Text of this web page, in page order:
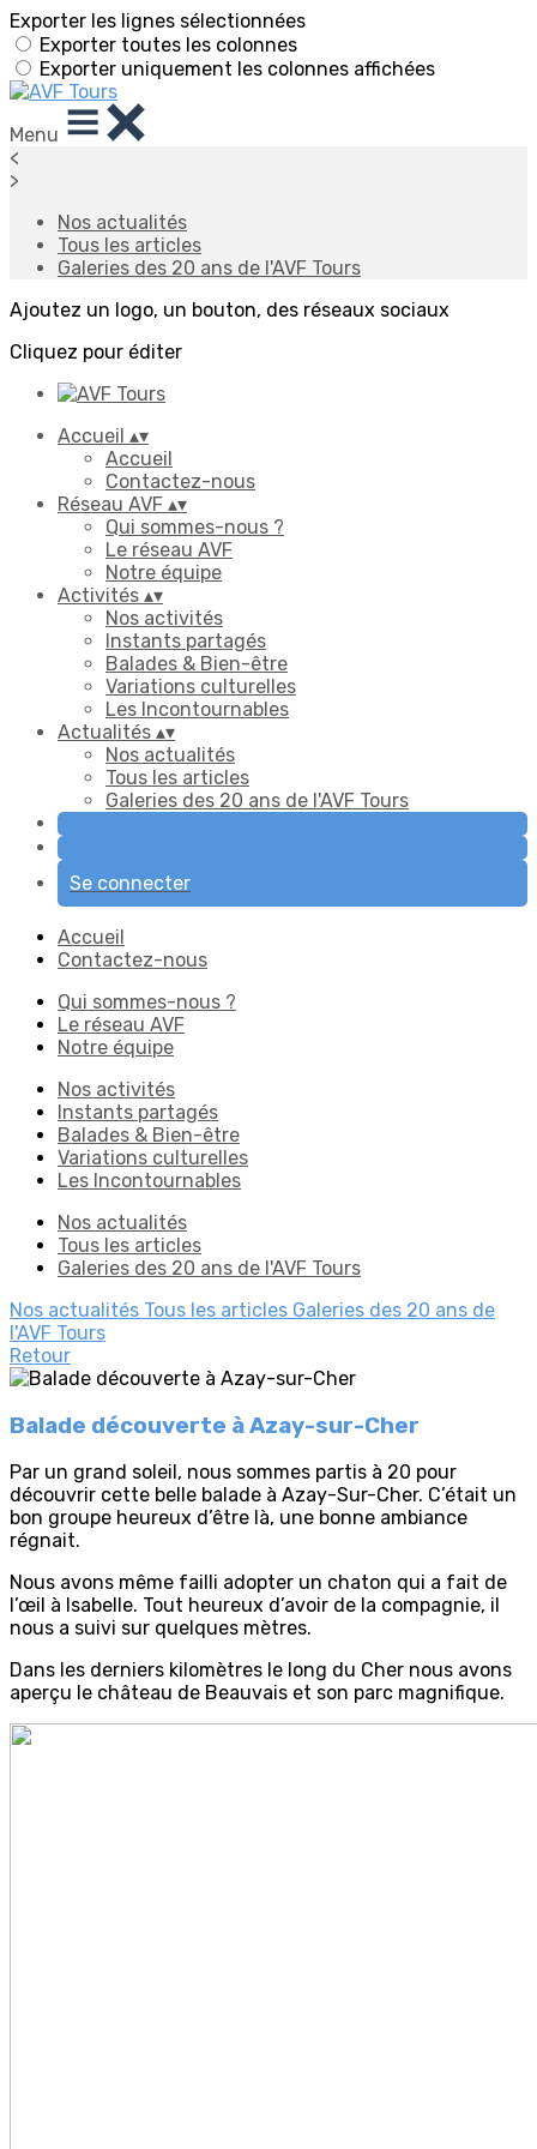
Exporter les lignes sélectionnées
Exporter toutes les colonnes
Exporter uniquement les colonnes affichées
Menu
<
>
Nos actualités
Tous les articles
Galeries des 20 ans de l'AVF Tours
Ajoutez un logo, un bouton, des réseaux sociaux
Cliquez pour éditer
Accueil ▴▾
Accueil
Contactez-nous
Réseau AVF ▴▾
Qui sommes-nous ?
Le réseau AVF
Notre équipe
Activités ▴▾
Nos activités
Instants partagés
Balades & Bien-être
Variations culturelles
Les Incontournables
Actualités ▴▾
Nos actualités
Tous les articles
Galeries des 20 ans de l'AVF Tours
Se connecter
Accueil
Contactez-nous
Qui sommes-nous ?
Le réseau AVF
Notre équipe
Nos activités
Instants partagés
Balades & Bien-être
Variations culturelles
Les Incontournables
Nos actualités
Tous les articles
Galeries des 20 ans de l'AVF Tours
Nos actualités Tous les articles Galeries des 20 ans de
l'AVF Tours
Retour
Balade découverte à Azay-sur-Cher
Par un grand soleil, nous sommes partis à 20 pour
découvrir cette belle balade à Azay-Sur-Cher. C’était un
bon groupe heureux d’être là, une bonne ambiance
régnait.
Nous avons même failli adopter un chaton qui a fait de
l’œil à Isabelle. Tout heureux d’avoir de la compagnie, il
nous a suivi sur quelques mètres.
Dans les derniers kilomètres le long du Cher nous avons
aperçu le château de Beauvais et son parc magnifique.